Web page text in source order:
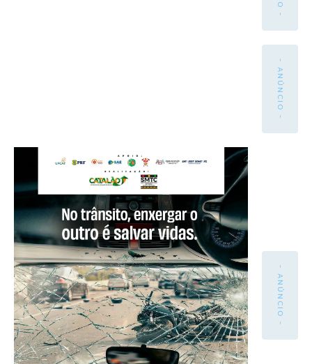
- ANÚNCIO -
- ANÚNCIO -